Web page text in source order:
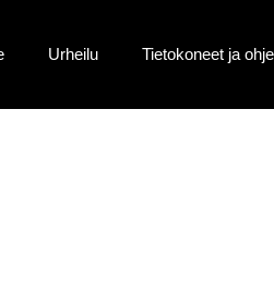
Urheilu Tietokoneet ja